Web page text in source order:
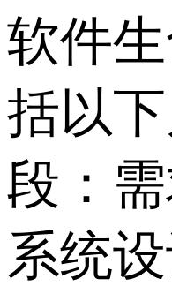
软件
括以
段：需
系统